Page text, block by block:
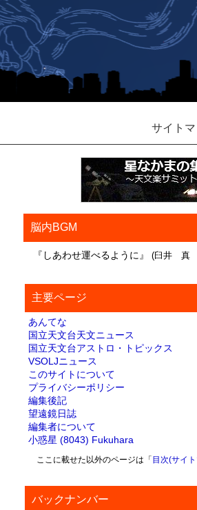
サイト
脳内BGM
『しあわせ運べるように』 (臼井 真
主要ページ
あんてな
国立天文台天文ニュース
国立天文台アストロ・トピックス
VSOLJニュース
このサイトについて
プライバシーポリシー
編集後記
望遠鏡日誌
編集者について
小惑星 (8043) Fukuhara
ここに載せた以外のページは「 目次(サイ
バックナンバー